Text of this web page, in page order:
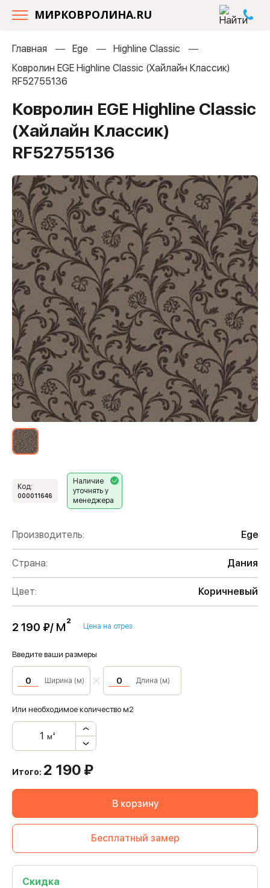
МИРКОВРОЛИНА.RU
Главная Ege
Highline Classic
Ковролин EGE Highline Classic (Хайлайн Классик)
RF52755136
Ковролин EGE Highline Classic
(Хайлайн Классик)
RF52755136
Код:
000011646
Наличие
уточнять у
менеджера
Производитель: Ege
Страна: Дания
Цвет: Коричневый
2 190 ₽/ м² Цена на отрез
Введите ваши размеры
Ширина (м) Длина (м)
Или необходимое количество м2
м²
Итого: 2 190 ₽
В корзину
Бесплатный замер
Скидка